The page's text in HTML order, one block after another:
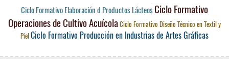
Ciclo Formativo Elaboración d Productos LácteosCiclo Formativo
Operaciones de Cultivo AcuícolaCiclo Formativo Diseño Técnico en Textil y
PielCiclo Formativo Producción en Industrias de Artes Gráficas